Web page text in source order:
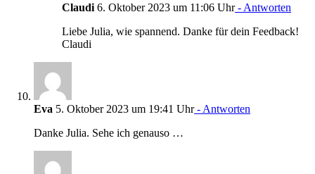
Claudi 6. Oktober 2023 um 11:06 Uhr- Antworten
Liebe Julia, wie spannend. Danke für dein Feedback!
Claudi
Eva 5. Oktober 2023 um 19:41 Uhr- Antworten
Danke Julia. Sehe ich genauso …